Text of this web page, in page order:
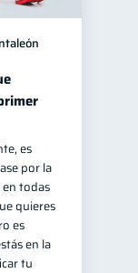
es
por la
todas
quieres
es
en la
tu